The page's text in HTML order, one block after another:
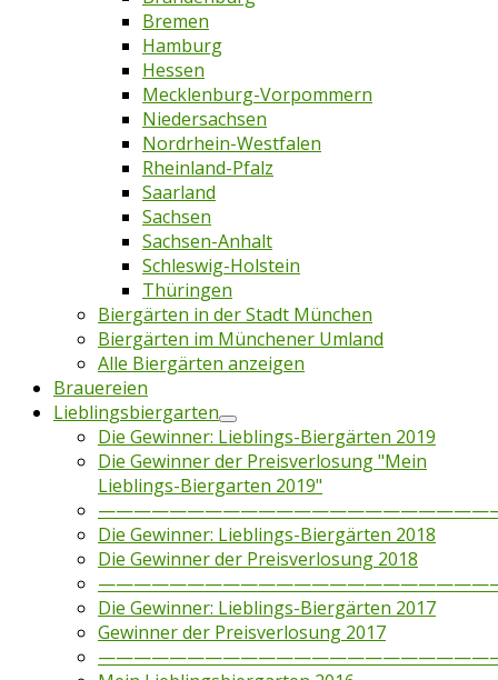
Bremen
Hamburg
Hessen
Mecklenburg-Vorpommern
Niedersachsen
Nordrhein-Westfalen
Rheinland-Pfalz
Saarland
Sachsen
Sachsen-Anhalt
Schleswig-Holstein
Thüringen
Biergärten in der Stadt München
Biergärten im Münchener Umland
Alle Biergärten anzeigen
Brauereien
Lieblingsbiergarten
Die Gewinner: Lieblings-Biergärten 2019
Die Gewinner der Preisverlosung "Mein
Lieblings-Biergarten 2019"
Die Gewinner: Lieblings-Biergärten 2018
Die Gewinner der Preisverlosung 2018
Die Gewinner: Lieblings-Biergärten 2017
Gewinner der Preisverlosung 2017